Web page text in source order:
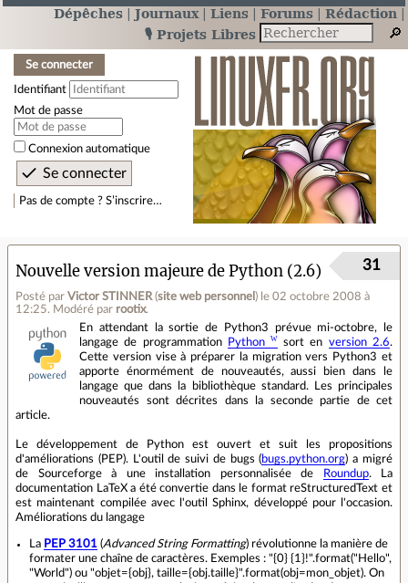
Dépêches Journaux Liens Forums
Rédaction
🎙️ Projets Libres
Se connecter
Identifiant
Mot de passe
Connexion automatique
Pas de compte ? S’inscrire…
Nouvelle version majeure de Python (2.6)
Posté par Victor STINNER (site web personnel ) le 02 octobre 2008 à
12:25. Modéré par rootix.
31
En attendant la sortie de Python3 prévue mi-octobre, le
langage de programmation
Python sort en version 2.6.
Cette version vise à préparer la migration vers Python3 et
apporte énormément de nouveautés, aussi bien dans le
langage que dans la bibliothèque standard. Les principales
nouveautés sont décrites dans la seconde partie de cet
article.
Le développement de Python est ouvert et suit les propositions
d'améliorations (PEP). L'outil de suivi de bugs (bugs.python.org) a migré
de Sourceforge à une installation personnalisée de
Roundup. La
documentation LaTeX a été convertie dans le format reStructuredText et
est maintenant compilée avec l'outil Sphinx, développé pour l'occasion.
Améliorations du langage
La PEP 3101 (Advanced String Formatting) révolutionne la manière de
formater une chaîne de caractères. Exemples : "{0} {1}!".format("Hello",
"World") ou "objet={obj}, taille={obj.taille}".format(obj=mon_objet). On